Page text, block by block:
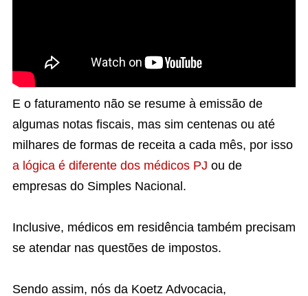
E o faturamento não se resume à emissão de
algumas notas fiscais, mas sim centenas ou até
milhares de formas de receita a cada mês, por isso
a lógica é diferente dos médicos PJ ou de
empresas do Simples Nacional.
Inclusive, médicos em residência também precisam
se atendar nas questões de impostos.
Sendo assim, nós da Koetz Advocacia,